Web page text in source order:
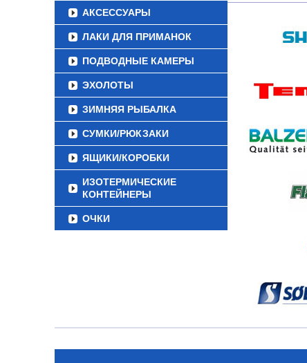
АКСЕССУАРЫ
ЛАКИ ДЛЯ ПРИМАНОК
ПОДВОДНЫЕ КАМЕРЫ
ЭХОЛОТЫ
ЗИМНЯЯ РЫБАЛКА
СУМКИ/РЮКЗАКИ
ЯЩИКИ/КОРОБКИ
ИЗОТЕРМИЧЕСКИЕ
КОНТЕЙНЕРЫ
ОЧКИ